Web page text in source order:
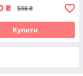
₴ 598 ₴
Купити